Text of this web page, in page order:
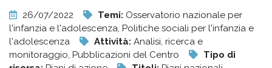
26/07/2022 Temi: Osservatorio nazionale per
l'infanzia e l'adolescenza, Politiche sociali per l'infanzia e
l'adolescenza
Attività: Analisi, ricerca e
monitoraggio, Pubblicazioni del Centro
Tipo di